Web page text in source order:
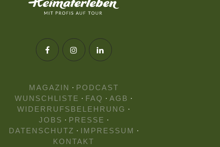
MAGAZIN · PODCAST
WUNSCHLISTE · FAQ · AGB ·
WIDERRUFSBELEHRUNG ·
JOBS · PRESSE ·
DATENSCHUTZ · IMPRESSUM ·
KONTAKT